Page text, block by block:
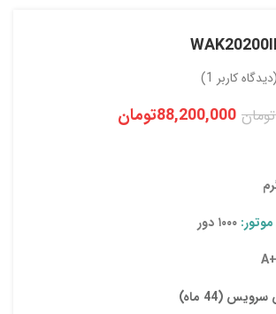
(دیدگاه کاربر 1
)
تومان 88,200,000تومان
(44 ماه)